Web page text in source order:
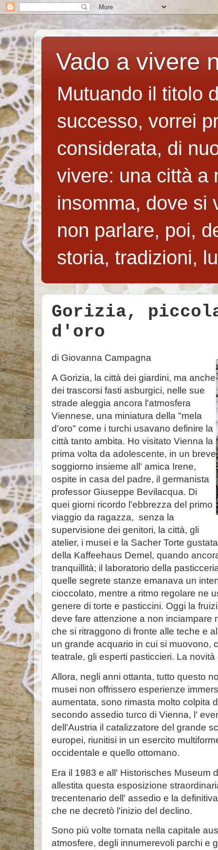
Vado a vivere
Mutuando il titolo
successo, vorrei
considerata, di
vivere: una città a
insomma, dove si
non parlare, poi,
storia, tradizioni,
Gorizia,
d'oro
di Giovanna Campagna
A Gorizia, la città dei giardini, ma anche
dei trascorsi fasti asburgici, nelle sue
strade aleggia ancora l'atmosfera
Viennese, una miniatura della "mela
d'oro" come i turchi usavano definire la
città tanto ambita. Ho visitato Vienna la
prima volta da adolescente, in un breve
soggiorno insieme all' amica Irene,
ospite in casa del padre, il germanista
professor Giuseppe Bevilacqua. Di
quei giorni ricordo l'ebbrezza del primo
viaggio da ragazza, senza la
supervisione dei genitori, la città, gli
atelier, i musei e la Sacher Torte
della Kaffeehaus Demel, quando
tranquillità; il laboratorio della
quelle segrete stanze emanava un
cioccolato, mentre a ritmo regolare ne
genere di torte e pasticcini. Oggi la
deve fare attenzione a non inciampare
che si ritraggono di fronte alle teche e
un grande acquario in cui si muovono,
teatrale, gli esperti pasticcieri. La novità
Allora, negli anni ottanta, tutto questo
musei non offrissero esperienze
aumentata, sono rimasta molto colpita
secondo assedio turco di Vienna, l'
dell'Austria il catalizzatore del grande
europei, riunitisi in un esercito
occidentale e quello ottomano.
Era il 1983 e all' Historisches Museum
allestita questa esposizione
trecentenario dell' assedio e la
che ne decretò l'inizio del declino.
Sono più volte tornata nella capitale
atmosfere, degli innumerevoli parchi e